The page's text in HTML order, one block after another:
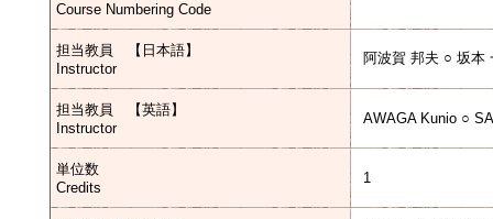
Course Numbering Code
担当教員 【日本語】
Instructor
阿波賀 邦夫 ○ 坂本
担当教員 【英語】
Instructor
AWAGA Kunio ○
単位数
Credits
1